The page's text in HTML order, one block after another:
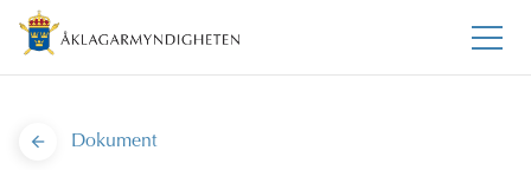
Dokument